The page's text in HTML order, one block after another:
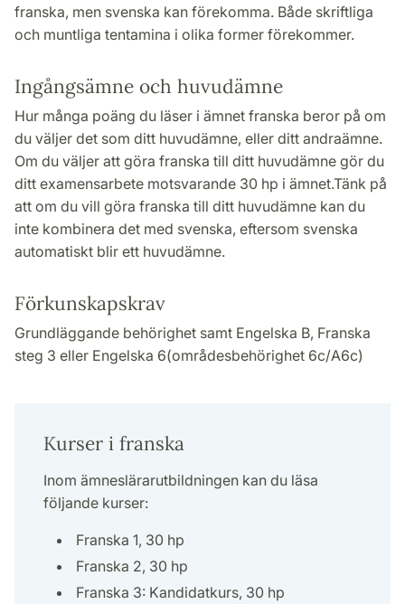
franska, men svenska kan förekomma. Både skriftliga
och muntliga tentamina i olika former förekommer.
Ingångsämne och huvudämne
Hur många poäng du läser i ämnet franska beror på om
du väljer det som ditt huvudämne, eller ditt andraämne.
Om du väljer att göra franska till ditt huvudämne gör du
ditt examensarbete motsvarande 30 hp i ämnet.Tänk på
att om du vill göra franska till ditt huvudämne kan du
inte kombinera det med svenska, eftersom svenska
automatiskt blir ett huvudämne.
Förkunskapskrav
Grundläggande behörighet samt Engelska B, Franska
steg 3 eller Engelska 6(områdesbehörighet 6c/A6c)
Kurser i franska
Inom ämneslärarutbildningen kan du läsa
följande kurser:
Franska 1, 30 hp
Franska 2, 30 hp
Franska 3: Kandidatkurs, 30 hp